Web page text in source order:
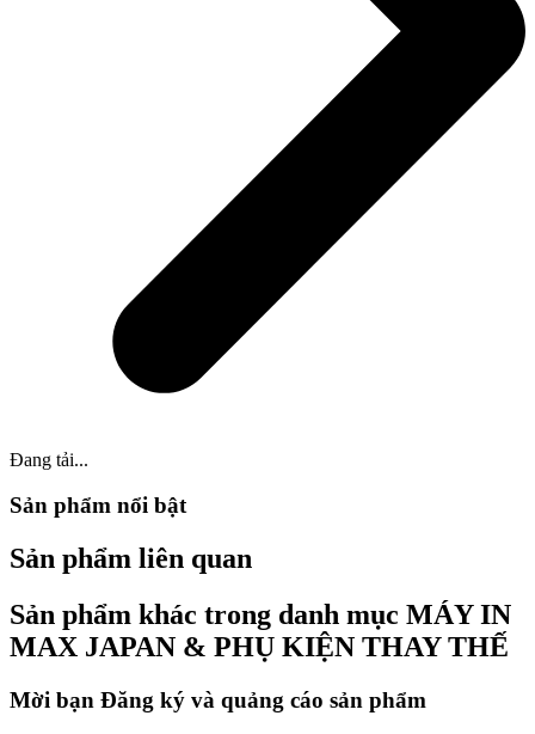
Đang tải...
Sản phẩm nổi bật
Sản phẩm liên quan
Sản phẩm khác trong danh mục MÁY IN
MAX JAPAN & PHỤ KIỆN THAY THẾ
Mời bạn Đăng ký và quảng cáo sản phẩm